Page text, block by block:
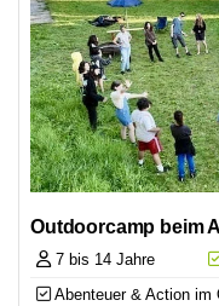
Outdoorcamp beim
7 bis 14 Jahre
Abenteuer & Action im